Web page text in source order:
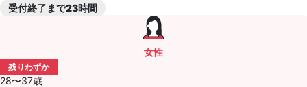
受付終了まで23時間
女性
残りわずか
28〜37歳